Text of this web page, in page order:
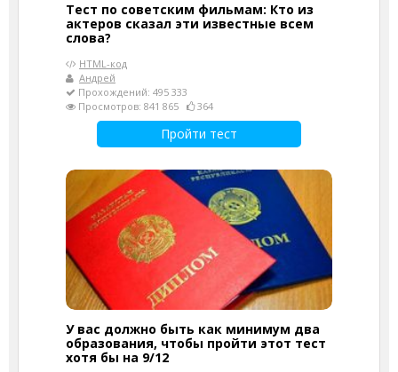
Тест по советским фильмам: Кто из
актеров сказал эти известные всем
слова?
HTML-код
Андрей
Прохождений: 495 333
Просмотров: 841 865
364
Пройти тест
У вас должно быть как минимум два
образования, чтобы пройти этот тест
хотя бы на 9/12